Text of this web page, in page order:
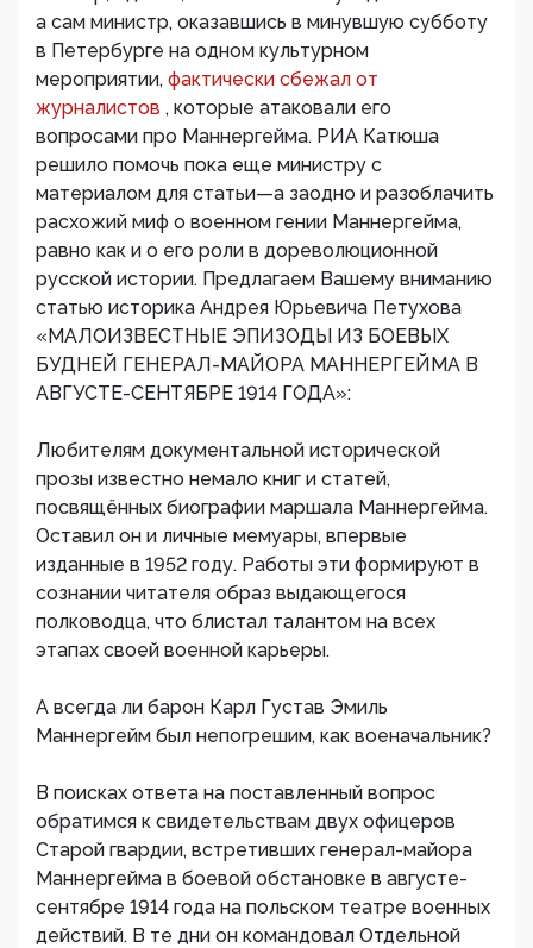
а сам министр, оказавшись в минувшую субботу
в Петербурге на одном культурном
мероприятии, фактически сбежал от
журналистов , которые атаковали его
вопросами про Маннергейма. РИА Катюша
решило помочь пока еще министру с
материалом для статьи—а заодно и разоблачить
расхожий миф о военном гении Маннергейма,
равно как и о его роли в дореволюционной
русской истории. Предлагаем Вашему вниманию
статью историка Андрея Юрьевича Петухова
«МАЛОИЗВЕСТНЫЕ ЭПИЗОДЫ ИЗ БОЕВЫХ
БУДНЕЙ ГЕНЕРАЛ-МАЙОРА МАННЕРГЕЙМА В
АВГУСТЕ-СЕНТЯБРЕ 1914 ГОДА»:
Любителям документальной исторической
прозы известно немало книг и статей,
посвящённых биографии маршала Маннергейма.
Оставил он и личные мемуары, впервые
изданные в 1952 году. Работы эти формируют в
сознании читателя образ выдающегося
полководца, что блистал талантом на всех
этапах своей военной карьеры.
А всегда ли барон Карл Густав Эмиль
Маннергейм был непогрешим, как военачальник?
В поисках ответа на поставленный вопрос
обратимся к свидетельствам двух офицеров
Старой гвардии, встретивших генерал-майора
Маннергейма в боевой обстановке в августе-
сентябре 1914 года на польском театре военных
действий. В те дни он командовал Отдельной